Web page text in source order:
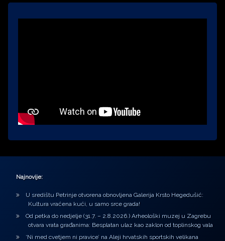
Najnovije:
U središtu Petrinje otvorena obnovljena Galerija Krsto Hegedušić:
Kultura vraćena kući, u samo srce grada!
Od petka do nedjelje (31.7. – 2.8.2026.) Arheološki muzej u Zagrebu
otvara vrata građanima: Besplatan ulaz kao zaklon od toplinskog vala
‘Ni med cvetjem ni pravice’ na Aleji hrvatskih sportskih velikana